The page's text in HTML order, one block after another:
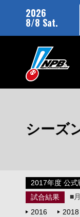
2026
8/8 Sat.
シーズ
2017年度 公式
試合結果
■
2016
2018